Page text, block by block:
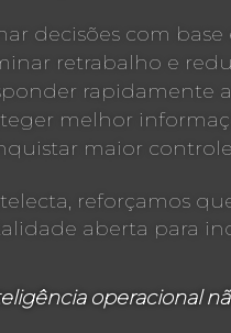
decisões com
retrabalho e
rapidamente
melhor
maior
reforçamos
aberta para
operacional